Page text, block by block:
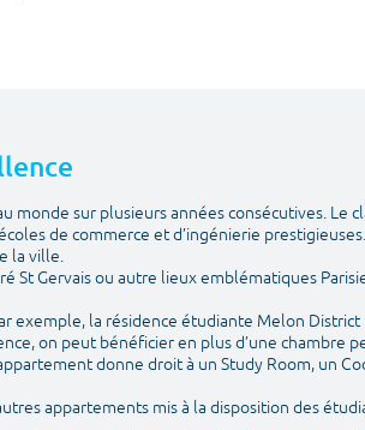
monde sur plusieurs années consécutives. Le
de commerce et d’ingénierie
la ville.
St Gervais ou autre lieux emblématiques
exemple, la résidence étudiante Melon
on peut bénéficier en plus d’une chambre
donne droit à un Study Room, un
appartements mis à la disposition des